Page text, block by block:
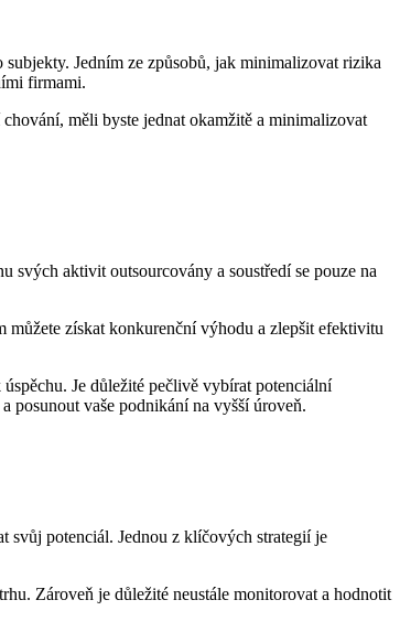
Jedním ze způsobů, jak minimalizovat rizika
firmami.
měli byste jednat okamžitě a minimalizovat
aktivit outsourcovány a soustředí se pouze na
můžete získat konkurenční výhodu a zlepšit efektivitu
Je důležité pečlivě vybírat potenciální
posunout vaše podnikání na vyšší úroveň.
svůj potenciál. Jednou z klíčových strategií je
Zároveň je důležité neustále monitorovat a hodnotit